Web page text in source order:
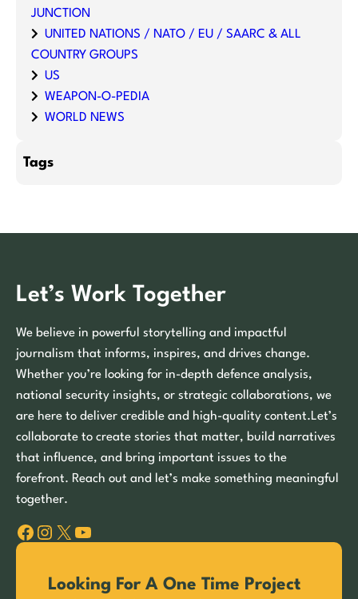
JUNCTION
UNITED NATIONS / NATO / EU / SAARC & ALL
COUNTRY GROUPS
US
WEAPON-O-PEDIA
WORLD NEWS
Tags
Let’s Work Together
We believe in powerful storytelling and impactful
journalism that informs, inspires, and drives change.
Whether you’re looking for in-depth defence analysis,
national security insights, or strategic collaborations, we
are here to deliver credible and high-quality content.Let’s
collaborate to create stories that matter, build narratives
that influence, and bring important issues to the
forefront. Reach out and let’s make something meaningful
together.
Facebook Instagram X YouTube
Looking For A One Time Project